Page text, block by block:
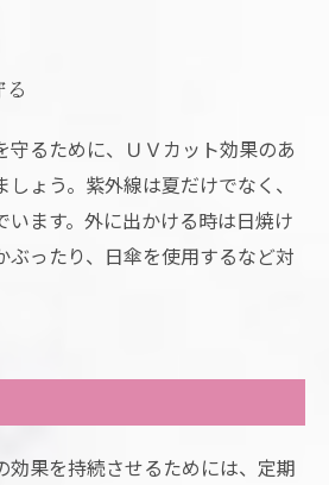
守るために、ＵＶカット効果のあ
ょう。紫外線は夏だけでなく、
います。外に出かける時は日焼け
ぶったり、日傘を使用するなど対
効果を持続させるためには、定期